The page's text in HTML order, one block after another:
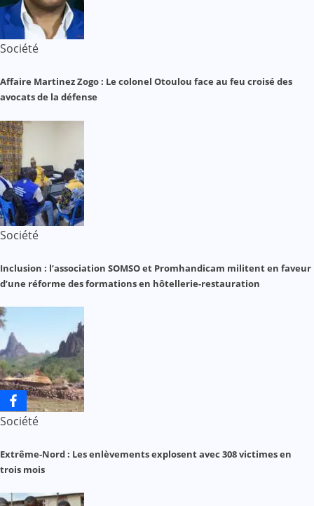
Société
Affaire Martinez Zogo : Le colonel Otoulou face au feu croisé des
avocats de la défense
Société
Inclusion : l’association SOMSO et Promhandicam militent en faveur
d’une réforme des formations en hôtellerie-restauration
Société
Extrême-Nord : Les enlèvements explosent avec 308 victimes en
trois mois